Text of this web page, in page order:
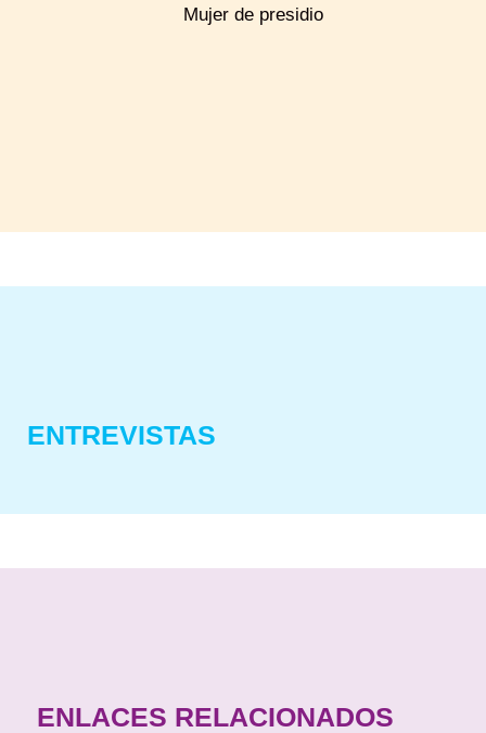
Mujer de presidio
ENTREVISTAS
ENLACES RELACIONADOS